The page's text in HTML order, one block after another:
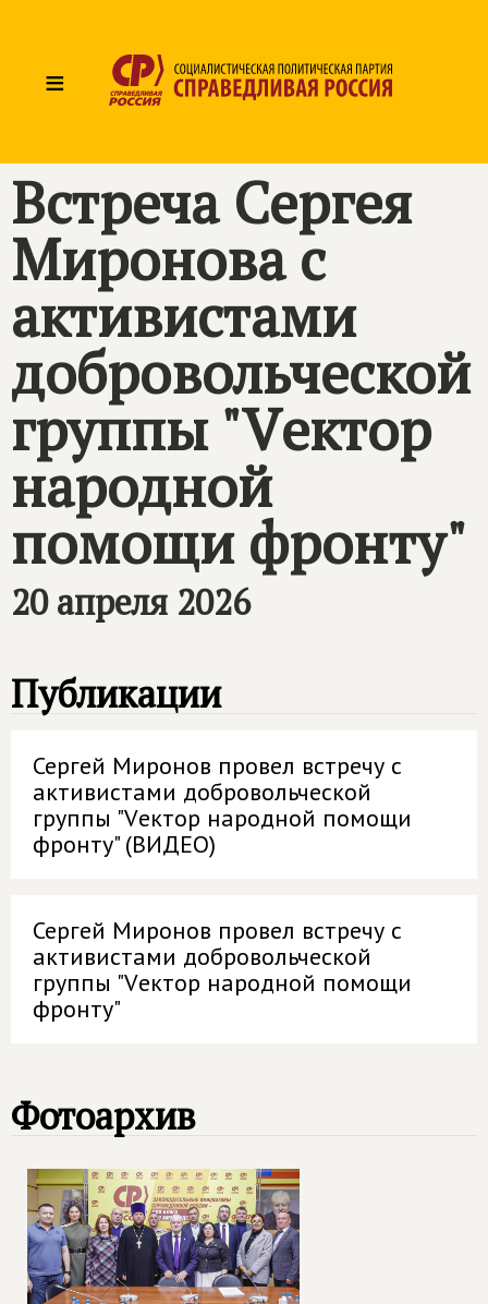
≡
Встреча Сергея
Миронова с
активистами
добровольческой
группы "Vектор
народной
помощи фронту"
20 апреля 2026
Публикации
Сергей Миронов провел встречу с
активистами добровольческой
группы "Vектор народной помощи
фронту" (ВИДЕО)
Сергей Миронов провел встречу с
активистами добровольческой
группы "Vектор народной помощи
фронту"
Фотоархив